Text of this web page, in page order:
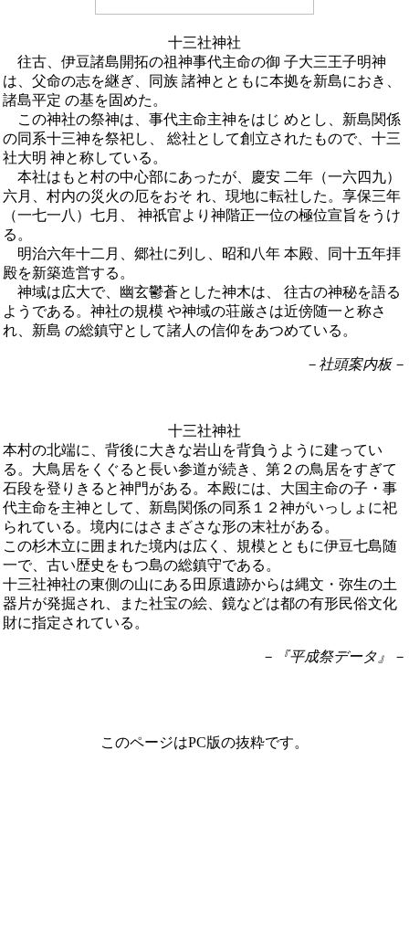
十三社神社
往古、伊豆諸島開拓の祖神事代主命の御 子大三王子明神
は、父命の志を継ぎ、同族 諸神とともに本拠を新島におき、
諸島平定 の基を固めた。
この神社の祭神は、事代主命主神をはじ めとし、新島関係
の同系十三神を祭祀し、 総社として創立されたもので、十三
社大明 神と称している。
本社はもと村の中心部にあったが、慶安 二年（一六四九）
六月、村内の災火の厄をおそ れ、現地に転社した。享保三年
（一七一八）七月、 神祇官より神階正一位の極位宣旨をうけ
る。
明治六年十二月、郷社に列し、昭和八年 本殿、同十五年拝
殿を新築造営する。
神域は広大で、幽玄鬱蒼とした神木は、 往古の神秘を語る
ようである。神社の規模 や神域の荘厳さは近傍随一と称さ
れ、新島 の総鎮守として諸人の信仰をあつめている。
－社頭案内板－
十三社神社
本村の北端に、背後に大きな岩山を背負うように建ってい
る。大鳥居をくぐると長い参道が続き、第２の鳥居をすぎて
石段を登りきると神門がある。本殿には、大国主命の子・事
代主命を主神として、新島関係の同系１２神がいっしょに祀
られている。境内にはさまざさな形の末社がある。
この杉木立に囲まれた境内は広く、規模とともに伊豆七島随
一で、古い歴史をもつ島の総鎮守である。
十三社神社の東側の山にある田原遺跡からは縄文・弥生の土
器片が発掘され、また社宝の絵、鏡などは都の有形民俗文化
財に指定されている。
－『平成祭データ』－
このページはPC版の抜粋です。